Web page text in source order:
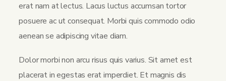
erat nam at lectus. Lacus luctus accumsan tortor
posuere ac ut consequat. Morbi quis commodo odio
aenean se adipiscing vitae diam.
Dolor morbi non arcu risus quis varius. Sit amet est
placerat in egestas erat imperdiet. Et magnis dis